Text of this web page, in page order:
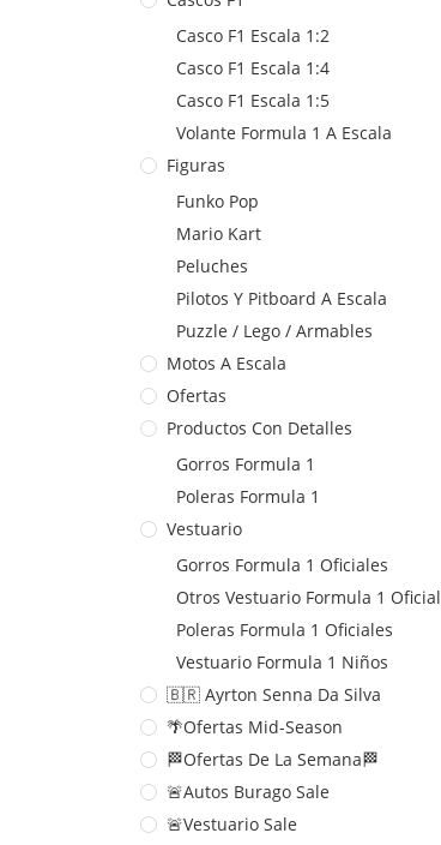
Casco F1 Escala 1:2
Casco F1 Escala 1:4
Casco F1 Escala 1:5
Volante Formula 1 A Escala
Figuras
Funko Pop
Mario Kart
Peluches
Pilotos Y Pitboard A Escala
Puzzle / Lego / Armables
Motos A Escala
Ofertas
Productos Con Detalles
Gorros Formula 1
Poleras Formula 1
Vestuario
Gorros Formula 1 Oficiales
Otros Vestuario Formula 1 Oficial
Poleras Formula 1 Oficiales
Vestuario Formula 1 Niños
🇧🇷 Ayrton Senna Da Silva
🌴Ofertas Mid-Season
🏁Ofertas De La Semana🏁
🚨Autos Burago Sale
🚨Vestuario Sale